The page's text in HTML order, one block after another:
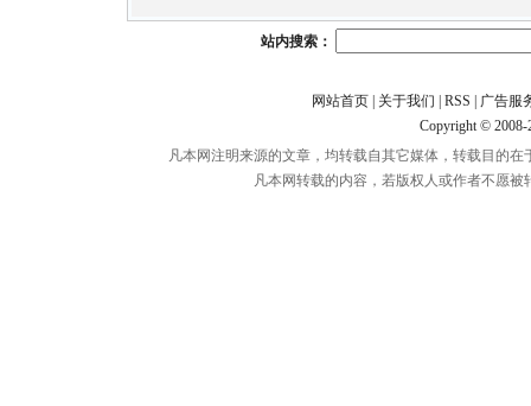
站内搜索：
网站首页| 关于我们 RSS
广告服
Copyright ©
凡本网注明来源的文章，均转载自其它媒体，转载目的
凡本网转载的内容，若版权人或作者不愿